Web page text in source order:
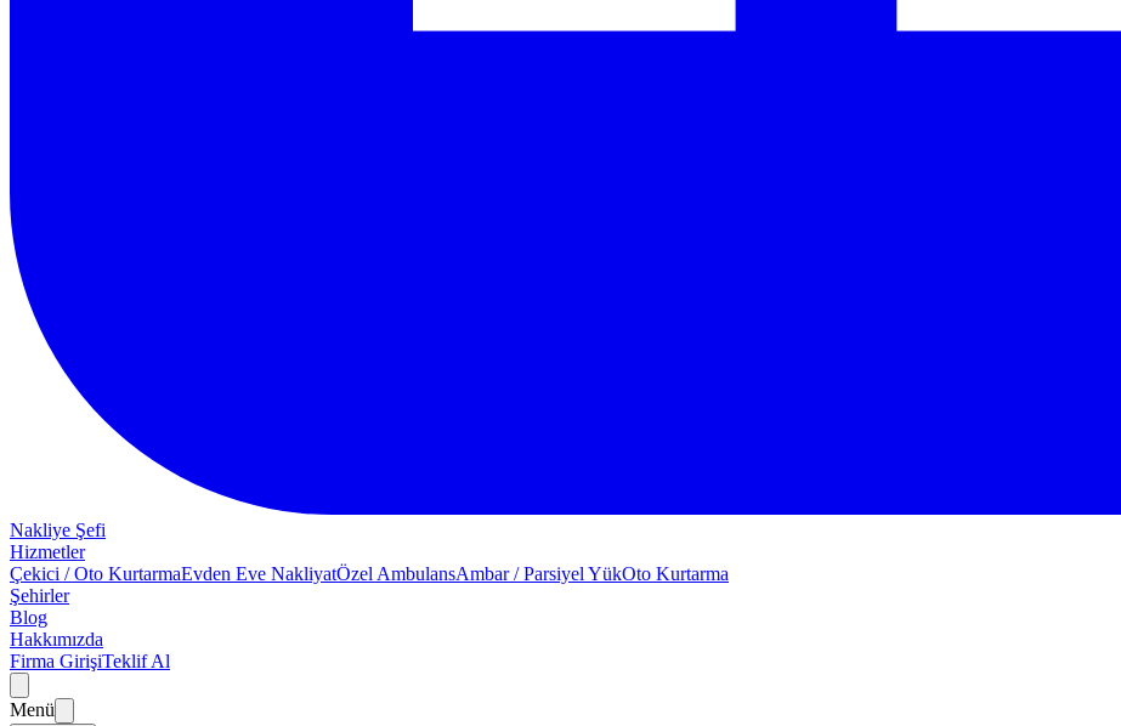
Nakliye Şefi
Hizmetler
Çekici / Oto KurtarmaEvden Eve NakliyatÖzel AmbulansAmbar / Parsiyel YükOto Kurtarma
Şehirler
Blog
Hakkımızda
Firma GirişiTeklif Al
Menü